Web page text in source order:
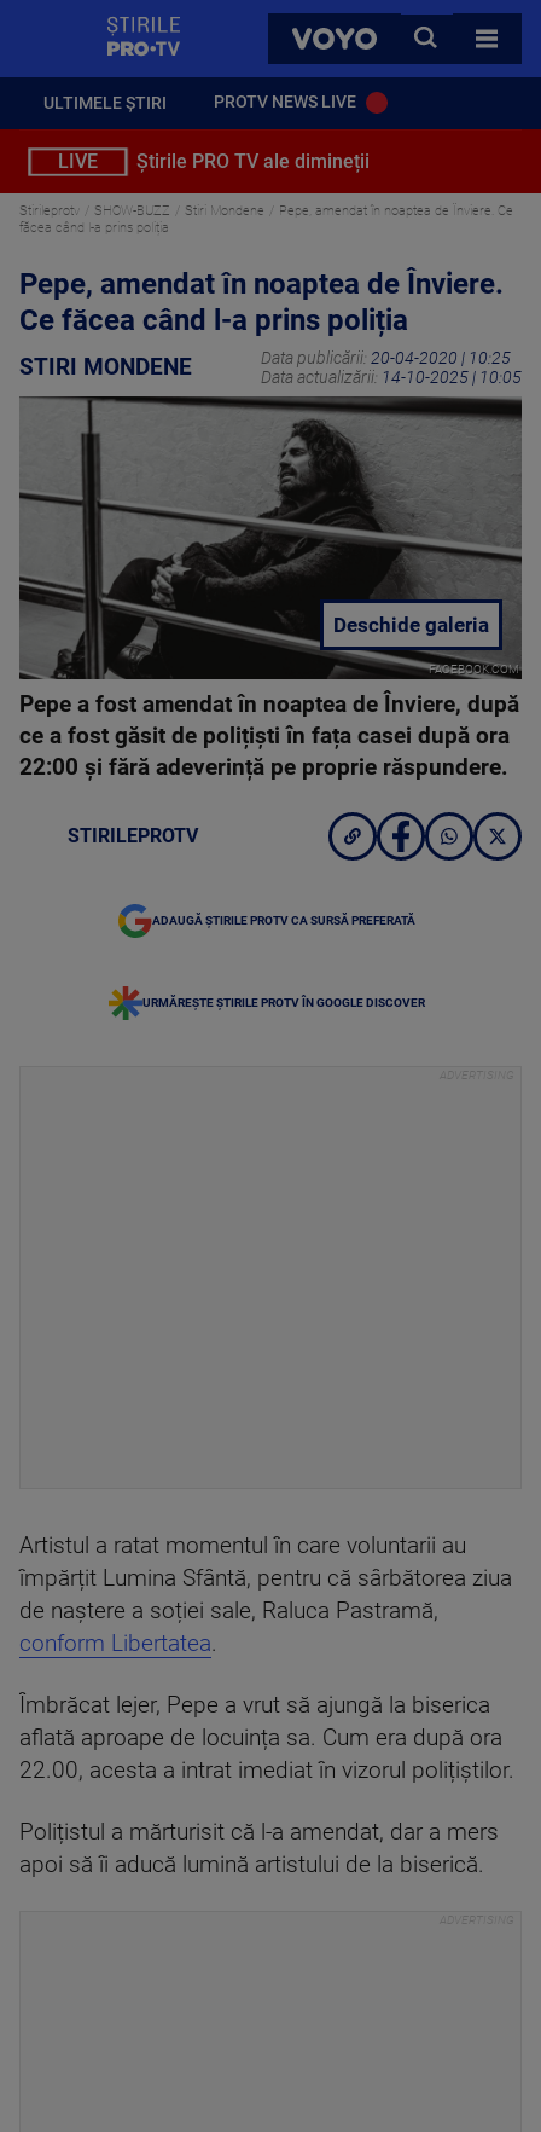
VOYO
CAUTA
TOATE
ULTIMELE ȘTIRI PROTV NEWS LIVE
LIVE Știrile PRO TV ale dimineții
Stirileprotv SHOW-BUZZ Stiri Mondene
Pepe, amendat în noaptea de Înviere. Ce
făcea când l-a prins poliția
Pepe, amendat în noaptea de Înviere.
Ce făcea când l-a prins poliția
STIRI MONDENE Data publicării: 20-04-2020 | 10:25
Data actualizării: 14-10-2025 | 10:05
FACEBOOK.COM
Deschide galeria
Pepe a fost amendat în noaptea de Înviere, după
ce a fost găsit de polițiști în fața casei după ora
22:00 și fără adeverință pe proprie răspundere.
STIRILEPROTV
ADAUGĂ ȘTIRILE PROTV CA SURSĂ PREFERATĂ
URMĂREȘTE ȘTIRILE PROTV ÎN GOOGLE DISCOVER
Artistul a ratat momentul în care voluntarii au
împărțit Lumina Sfântă, pentru că sârbătorea ziua
de naștere a soției sale, Raluca Pastramă,
conform Libertatea.
Îmbrăcat lejer, Pepe a vrut să ajungă la biserica
aflată aproape de locuința sa. Cum era după ora
22.00, acesta a intrat imediat în vizorul polițiștilor.
Polițistul a mărturisit că l-a amendat, dar a mers
apoi să îi aducă lumină artistului de la biserică.